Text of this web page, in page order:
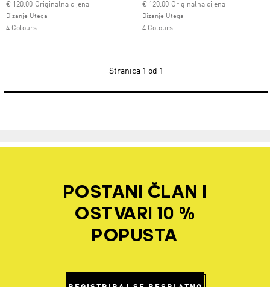
Originalna cijena
Cijena umanjena od
€ 120.00za
Dizanje Utega
4 Colours
Originalna cijena
Cijena umanjena od
€ 120.00za
Dizanje Utega
4 Colours
Stranica 1 od 1
POSTANI ČLAN I
OSTVARI 10 %
POPUSTA